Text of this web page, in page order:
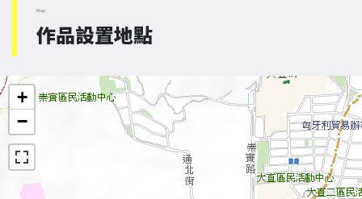
Map
作品設置地點
+
−